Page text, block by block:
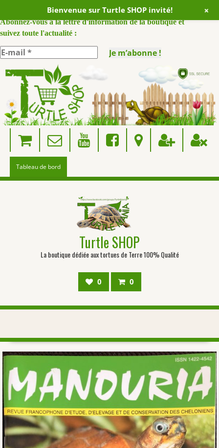
ABONNEZ VOUS A NOTRE NEWSLETTER :
Abonnez-vous à la lettre d'information de la boutique et
suivez toute l'actualité :
Skip
to
content
Tableau de bord
Turtle SHOP
La boutique dédiée aux tortues de Terre 100% Qualité
0 0
Bienvenue sur Turtle SHOP invité! +